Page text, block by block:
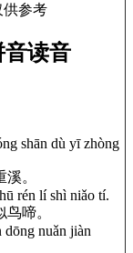
供参考
音读音
shān dù yī zhòng
。
rén lí shì niǎo tí.
啼。
nuǎn jiàn